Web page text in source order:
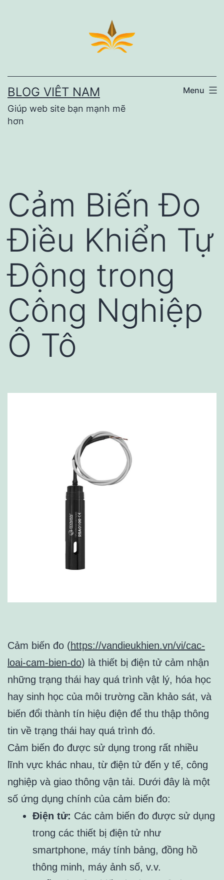
BLOG VIÊT NAM
Giúp web site bạn mạnh mẽ
hơn
Menu
Cảm Biến Đo
Điều Khiển Tự
Động trong
Công Nghiệp
Ô Tô
Cảm biến đo (https://vandieukhien.vn/vi/cac-
loai-cam-bien-do) là thiết bị điện tử cảm nhận
những trạng thái hay quá trình vật lý, hóa học
hay sinh học của môi trường cần khảo sát, và
biến đổi thành tín hiệu điện để thu thập thông
tin về trạng thái hay quá trình đó.
Cảm biến đo được sử dụng trong rất nhiều
lĩnh vực khác nhau, từ điện tử đến y tế, công
nghiệp và giao thông vận tải. Dưới đây là một
số ứng dụng chính của cảm biến đo:
Điện tử: Các cảm biến đo được sử dụng
trong các thiết bị điện tử như
smartphone, máy tính bảng, đồng hồ
thông minh, máy ảnh số, v.v.